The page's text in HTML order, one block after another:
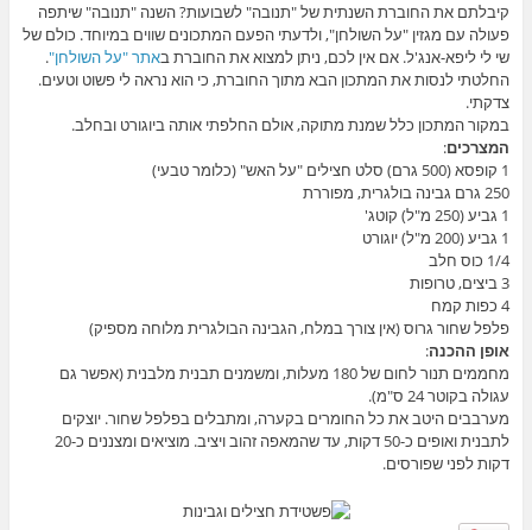
קיבלתם את החוברת השנתית של "תנובה" לשבועות? השנה "תנובה" שיתפה
פעולה עם מגזין "על השולחן", ולדעתי הפעם המתכונים שווים במיוחד. כולם של
שי לי ליפא-אנג'ל. אם אין לכם, ניתן למצוא את החוברת באתר "על השולחן".
החלטתי לנסות את המתכון הבא מתוך החוברת, כי הוא נראה לי פשוט וטעים.
צדקתי.
במקור המתכון כלל שמנת מתוקה, אולם החלפתי אותה ביוגורט ובחלב.
המצרכים:
1 קופסא (500 גרם) סלט חצילים "על האש" (כלומר טבעי)
250 גרם גבינה בולגרית, מפוררת
1 גביע (250 מ"ל) קוטג'
1 גביע (200 מ"ל) יוגורט
1/4 כוס חלב
3 ביצים, טרופות
4 כפות קמח
פלפל שחור גרוס (אין צורך במלח, הגבינה הבולגרית מלוחה מספיק)
אופן ההכנה:
מחממים תנור לחום של 180 מעלות, ומשמנים תבנית מלבנית (אפשר גם
עגולה בקוטר 24 ס"מ).
מערבבים היטב את כל החומרים בקערה, ומתבלים בפלפל שחור. יוצקים
לתבנית ואופים כ-50 דקות, עד שהמאפה זהוב ויציב. מוציאים ומצננים כ-20
דקות לפני שפורסים.